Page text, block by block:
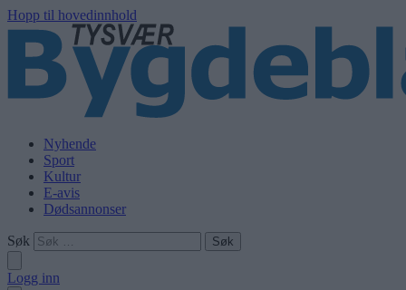
Hopp til hovedinnhold
Nyhende
Sport
Kultur
E-avis
Dødsannonser
Søk
Logg inn